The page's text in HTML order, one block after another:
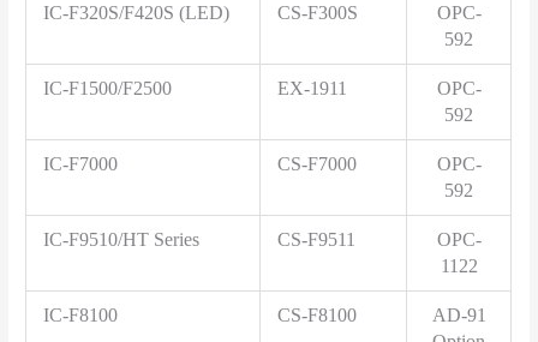
IC-F320S/F420S (LED) CS-F300S
OPC-
592
IC-F1500/F2500 EX-1911
OPC-
592
IC-F7000 CS-F7000
OPC-
592
IC-F9510/HT Series CS-F9511
OPC-
1122
IC-F8100 CS-F8100
AD-91